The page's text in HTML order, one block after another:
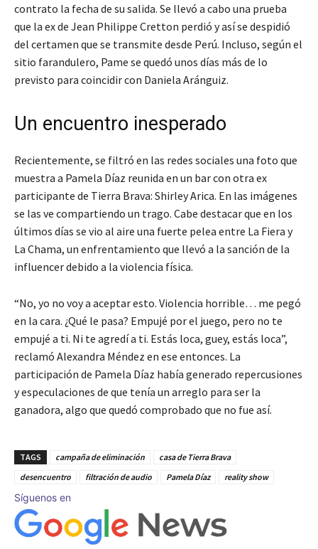
contrato la fecha de su salida. Se llevó a cabo una prueba
que la ex de Jean Philippe Cretton perdió y así se despidió
del certamen que se transmite desde Perú. Incluso, según el
sitio farandulero, Pame se quedó unos días más de lo
previsto para coincidir con Daniela Aránguiz.
Un encuentro inesperado
Recientemente, se filtró en las redes sociales una foto que
muestra a Pamela Díaz reunida en un bar con otra ex
participante de Tierra Brava: Shirley Arica. En las imágenes
se las ve compartiendo un trago. Cabe destacar que en los
últimos días se vio al aire una fuerte pelea entre La Fiera y
La Chama, un enfrentamiento que llevó a la sanción de la
influencer debido a la violencia física.
“No, yo no voy a aceptar esto. Violencia horrible… me pegó
en la cara. ¿Qué le pasa? Empujé por el juego, pero no te
empujé a ti. Ni te agredí a ti. Estás loca, guey, estás loca”,
reclamó Alexandra Méndez en ese entonces. La
participación de Pamela Díaz había generado repercusiones
y especulaciones de que tenía un arreglo para ser la
ganadora, algo que quedó comprobado que no fue así.
TAGS campaña de eliminación
casa de Tierra Brava
desencuentro
filtración de audio Pamela Díaz reality show
Síguenos en